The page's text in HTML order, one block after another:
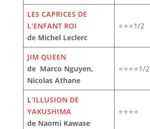
LES CAPRICES DE
L'ENFANT ROI
de Michel Leclerc
⭐⭐⭐1/2
JIM QUEEN
de Marco Nguyen,
Nicolas Athane
⭐⭐⭐⭐1/2
L'ILLUSION DE
YAKUSHIMA
de Naomi Kawase
⭐⭐⭐⭐